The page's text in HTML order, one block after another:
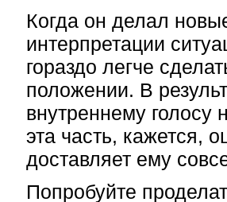
Когда он делал
интерпретации
гораздо легче
положении. В
внутреннему голосу
эта часть, кажется,
доставляет ему
Попробуйте